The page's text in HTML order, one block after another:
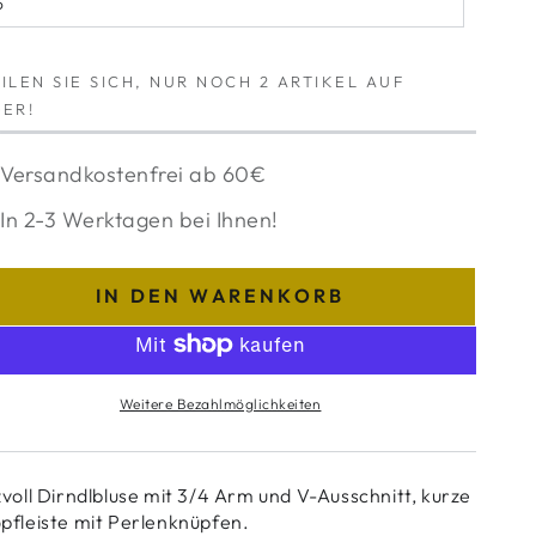
SIE SICH, NUR NOCH 2 ARTIKEL AUF
Versandkostenfrei ab 60€
In 2-3 Werktagen bei Ihnen!
IN DEN WARENKORB
Weitere Bezahlmöglichkeiten
Dirndlbluse mit 3/4 Arm und V-Ausschnitt, kurze
mit Perlenknüpfen.